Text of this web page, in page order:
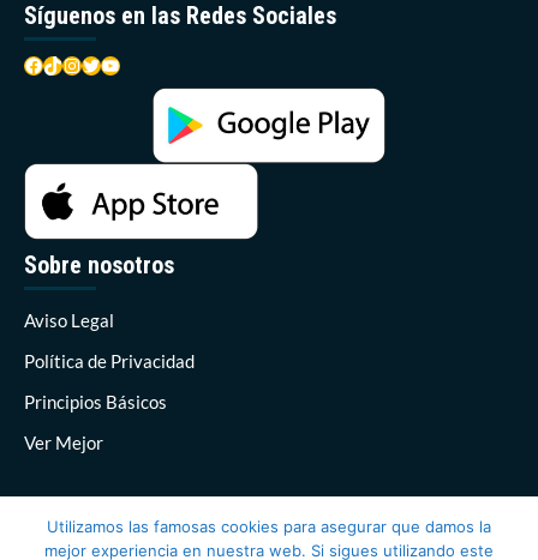
Síguenos en las Redes Sociales
Facebook
TikTok
Instagram
Twitter
YouTube
Sobre nosotros
Aviso Legal
Política de Privacidad
Principios Básicos
Ver Mejor
Utilizamos las famosas cookies para asegurar que damos la
mejor experiencia en nuestra web. Si sigues utilizando este